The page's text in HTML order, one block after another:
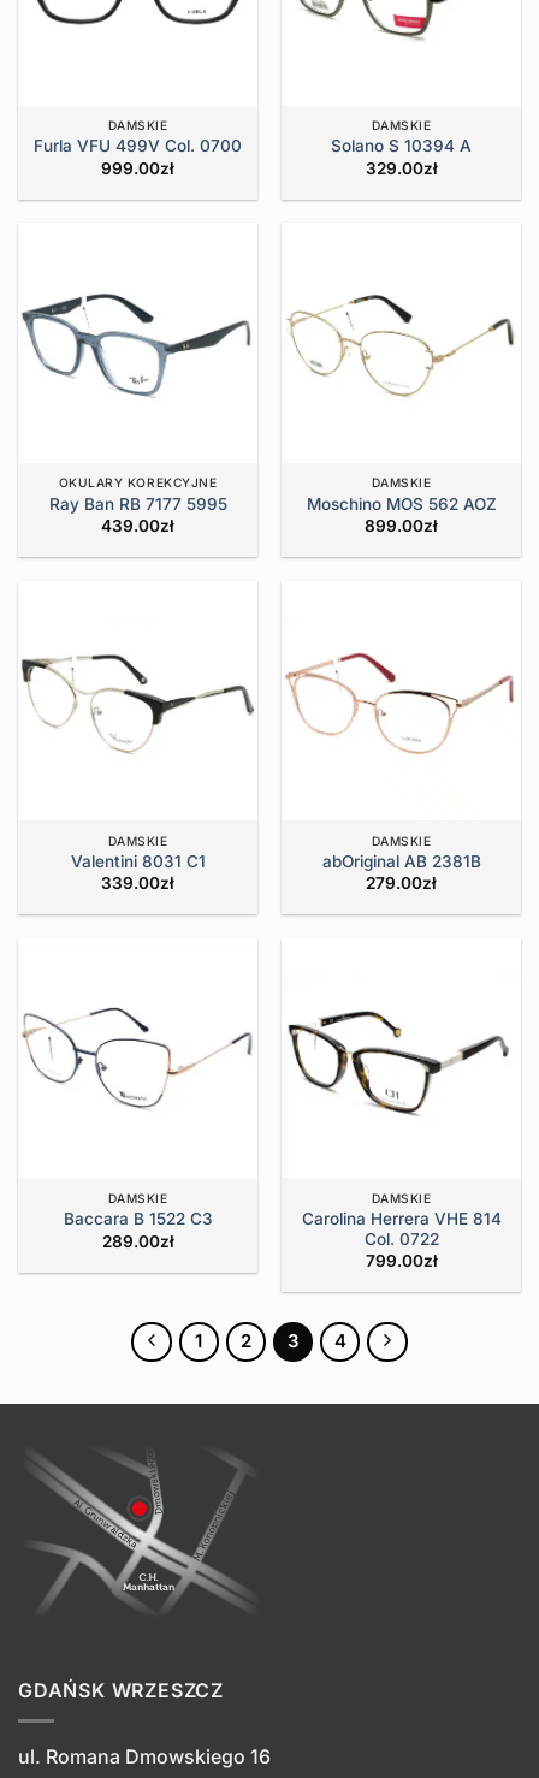
DAMSKIE
Furla VFU 499V Col. 0700
999.00zł
DAMSKIE
Solano S 10394 A
329.00zł
OKULARY KOREKCYJNE
Ray Ban RB 7177 5995
439.00zł
DAMSKIE
Moschino MOS 562 AOZ
899.00zł
DAMSKIE
Valentini 8031 C1
339.00zł
DAMSKIE
abOriginal AB 2381B
279.00zł
DAMSKIE
Baccara B 1522 C3
289.00zł
DAMSKIE
Carolina Herrera VHE 814
Col. 0722
799.00zł
1 2 3 4
GDAŃSK WRZESZCZ
ul. Romana Dmowskiego 16